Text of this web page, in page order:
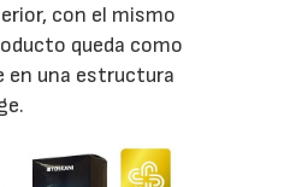
con el mismo
queda como
en una estructura